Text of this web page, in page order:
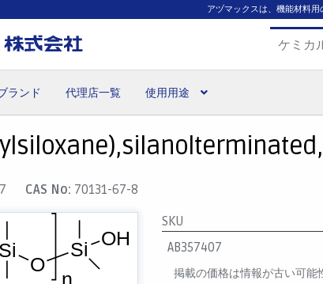
アヅマックスは、機能材料
ケミカ
ランド 代理店一覧 使用用途
CAS No: 70131-67-8
SKU
AB357407
掲載の価格は情報が古い可能